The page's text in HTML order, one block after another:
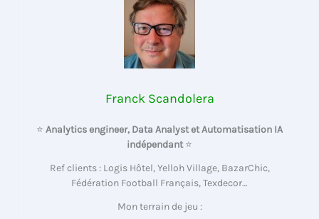
Franck Scandolera
⭐ Analytics engineer, Data Analyst et Automatisation IA
indépendant⭐
Ref clients : Logis Hôtel, Yelloh Village, BazarChic,
Fédération Football Français, Texdecor…
Mon terrain de jeu :